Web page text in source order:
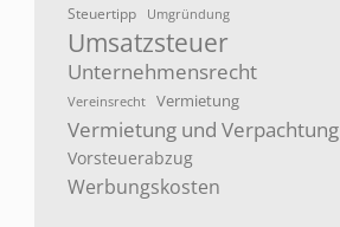
Steuertipp Umgründung
Umsatzsteuer
Unternehmensrecht
Vereinsrecht Vermietung
Vermietung und Verpachtung
Vorsteuerabzug
Werbungskosten